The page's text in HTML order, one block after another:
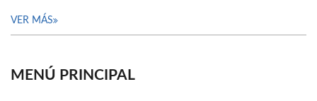
VER MÁS
MENÚ PRINCIPAL